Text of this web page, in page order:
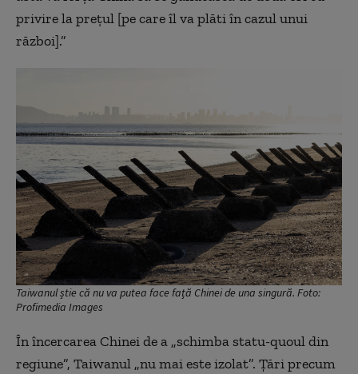
privire la prețul [pe care îl va plăti în cazul unui
război].”
Taiwanul știe că nu va putea face față Chinei de una singură. Foto:
Profimedia Images
În încercarea Chinei de a „schimba statu-quoul din
regiune”, Taiwanul „nu mai este izolat”. Țări precum